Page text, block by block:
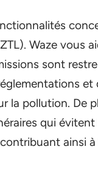
Waze vous
sont
et
la pollution. De
qui évitent
ainsi à